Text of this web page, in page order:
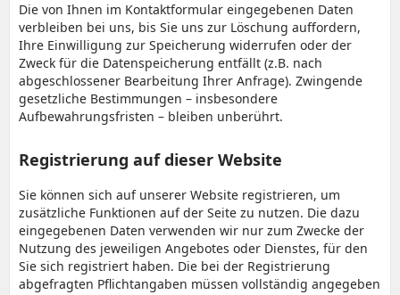
Die von Ihnen im Kontaktformular eingegebenen Daten
verbleiben bei uns, bis Sie uns zur Löschung auffordern,
Ihre Einwilligung zur Speicherung widerrufen oder der
Zweck für die Datenspeicherung entfällt (z.B. nach
abgeschlossener Bearbeitung Ihrer Anfrage). Zwingende
gesetzliche Bestimmungen – insbesondere
Aufbewahrungsfristen – bleiben unberührt.
Registrierung auf dieser Website
Sie können sich auf unserer Website registrieren, um
zusätzliche Funktionen auf der Seite zu nutzen. Die dazu
eingegebenen Daten verwenden wir nur zum Zwecke der
Nutzung des jeweiligen Angebotes oder Dienstes, für den
Sie sich registriert haben. Die bei der Registrierung
abgefragten Pflichtangaben müssen vollständig angegeben